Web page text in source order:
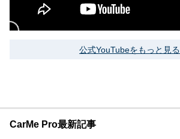
公式YouTubeをもっと見る
CarMe Pro最新記事